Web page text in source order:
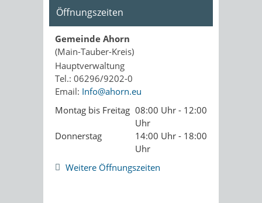
Öffnungszeiten
Gemeinde Ahorn
(Main-Tauber-Kreis)
Hauptverwaltung
Tel.: 06296/9202-0
Email: Info@ahorn.eu
Montag bis Freitag 08:00 Uhr - 12:00
Uhr
Donnerstag
14:00 Uhr - 18:00
Uhr
Weitere Öffnungszeiten